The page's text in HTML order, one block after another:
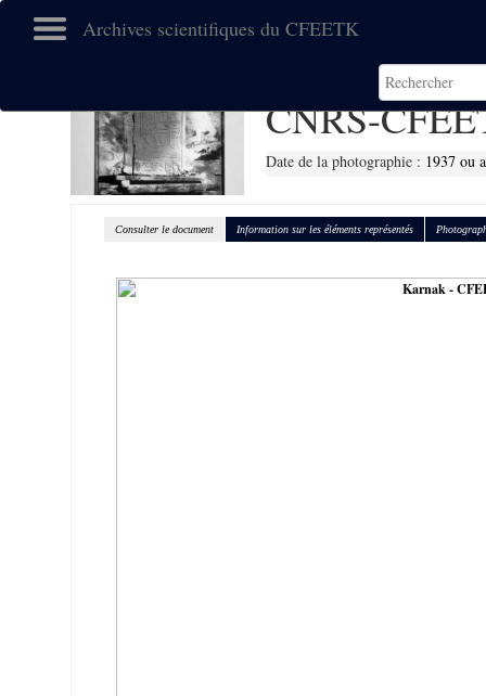
Archives scientifiques du CFEETK
CNRS-
Date de la photographie : 1937 ou
Consulter le document Information sur les éléments représentés